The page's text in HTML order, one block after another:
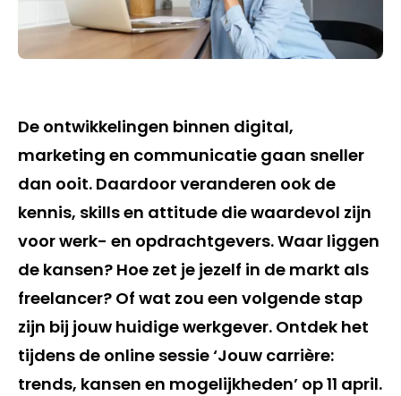
De ontwikkelingen binnen digital,
marketing en communicatie gaan sneller
dan ooit. Daardoor veranderen ook de
kennis, skills en attitude die waardevol zijn
voor werk- en opdrachtgevers. Waar liggen
de kansen? Hoe zet je jezelf in de markt als
freelancer? Of wat zou een volgende stap
zijn bij jouw huidige werkgever. Ontdek het
tijdens de online sessie ‘Jouw carrière:
trends, kansen en mogelijkheden’ op 11 april.